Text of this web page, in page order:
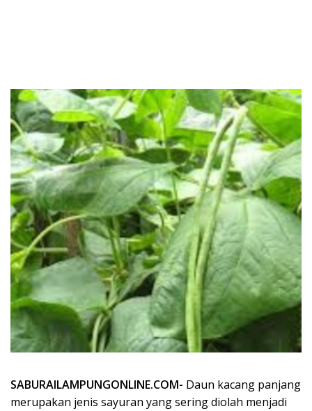
SABURAILAMPUNGONLINE.COM- Daun kacang panjang
merupakan jenis sayuran yang sering diolah menjadi